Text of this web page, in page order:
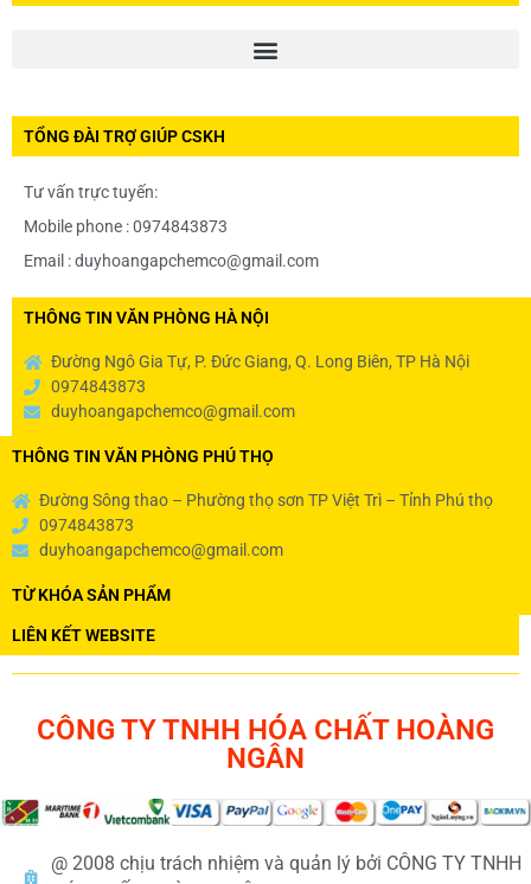
TỔNG ĐÀI TRỢ GIÚP CSKH
Tư vấn trực tuyến:
Mobile phone : 0974843873
Email : duyhoangapchemco@gmail.com
THÔNG TIN VĂN PHÒNG HÀ NỘI
Đường Ngô Gia Tự, P. Đức Giang, Q. Long Biên, TP Hà Nội
0974843873
duyhoangapchemco@gmail.com
THÔNG TIN VĂN PHÒNG PHÚ THỌ
Đường Sông thao – Phường thọ sơn TP Việt Trì – Tỉnh Phú thọ
0974843873
duyhoangapchemco@gmail.com
TỪ KHÓA SẢN PHẨM
LIÊN KẾT WEBSITE
CÔNG TY TNHH HÓA CHẤT HOÀNG
NGÂN
@ 2008 chịu trách nhiệm và quản lý bởi CÔNG TY TNHH